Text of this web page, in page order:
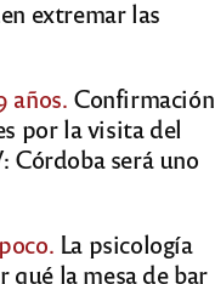
extremar las
años. Confirmación
por la visita del
Córdoba será uno
La psicología
qué la mesa de bar